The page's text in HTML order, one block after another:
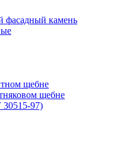
фасадный камень
щебне
щебне
97)